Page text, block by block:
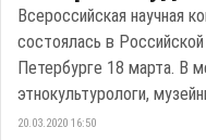
Всероссийская научная
состоялась в
Петербурге 18 марта. В
этнокультурологи,
20.03.2020 16:50